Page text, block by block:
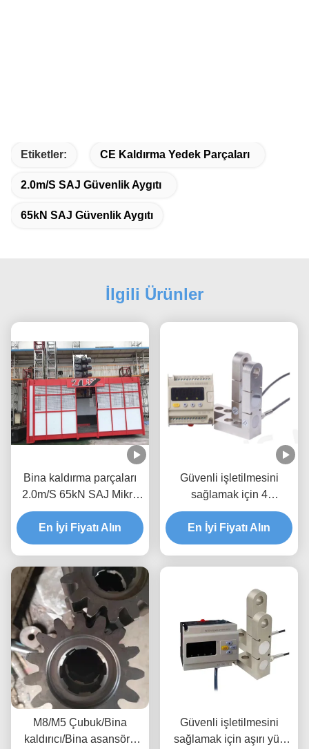
Etiketler: CE Kaldırma Yedek Parçaları
2.0m/s SAJ Güvenlik Aygıtı
65kN SAJ Güvenlik Aygıtı
İlgili Ürünler
Bina kaldırma parçaları
2.0m/S 65kN SAJ Mikro
anahtarlı güvenlik cihazı
En İyi Fiyatı Alın
Güvenli işletilmesini
sağlamak için 4
basamaklı ekranlı
gondola/asılı platform için
0-2 ton kapasite yükü
En İyi Fiyatı Alın
M8/M5 Çubuk/Bina
kaldırıcı/Bina asansörü
Güvenli işletilmesini
sağlamak için aşırı yük